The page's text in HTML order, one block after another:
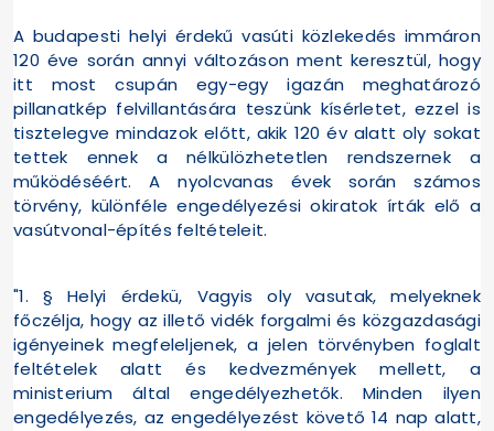
A budapesti helyi érdekű vasúti közlekedés immáron
120 éve során annyi változáson ment keresztül, hogy
itt most csupán egy-egy igazán meghatározó
pillanatkép felvillantására teszünk kísérletet, ezzel is
tisztelegve mindazok előtt, akik 120 év alatt oly sokat
tettek ennek a nélkülözhetetlen rendszernek a
működéséért. A nyolcvanas évek során számos
törvény, különféle engedélyezési okiratok írták elő a
vasútvonal-építés feltételeit.
"1. § Helyi érdekü, Vagyis oly vasutak, melyeknek
főczélja, hogy az illető vidék forgalmi és közgazdasági
igényeinek megfeleljenek, a jelen törvényben foglalt
feltételek alatt és kedvezmények mellett, a
ministerium által engedélyezhetők. Minden ilyen
engedélyezés, az engedélyezést követő 14 nap alatt,